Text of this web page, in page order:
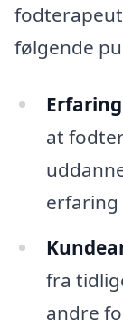
følgende
at
erfaring
fra
andre